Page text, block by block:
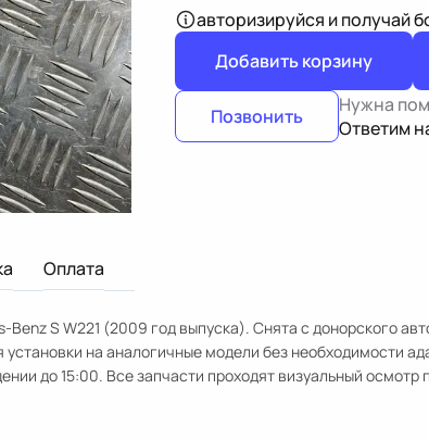
авторизируйся и получай
Добавить корзину
Позвонить
Нужна
Ответим
Оплата
S W221 (2009 год выпуска). Снята с донорского
на аналогичные модели без необходимости
до 15:00. Все запчасти проходят визуальный осмотр